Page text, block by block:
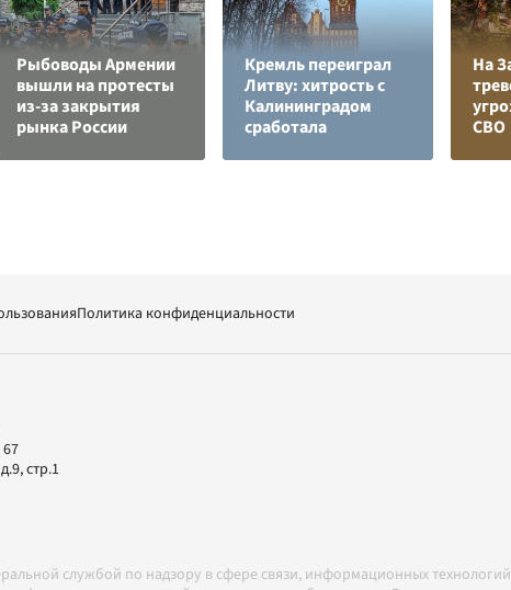
Рыбоводы Армении
вышли на протесты
из-за закрытия
рынка России
Кремль переиграл
Литву: хитрость с
Калининградом
сработала
На
СВО
Политика конфиденциальности
стр.1
службой по надзору в сфере связи, информационных